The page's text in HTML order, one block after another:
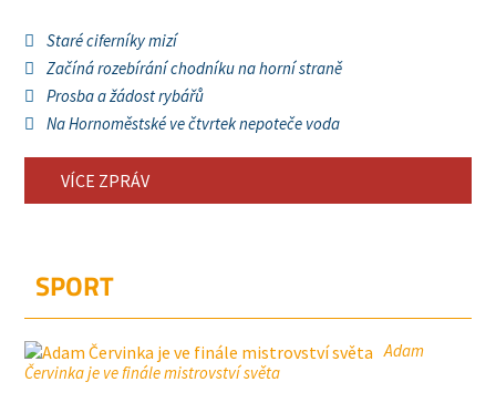
Staré ciferníky mizí
Začíná rozebírání chodníku na horní straně
Prosba a žádost rybářů
Na Hornoměstské ve čtvrtek nepoteče voda
VÍCE ZPRÁV
SPORT
Adam
Červinka je ve finále mistrovství světa